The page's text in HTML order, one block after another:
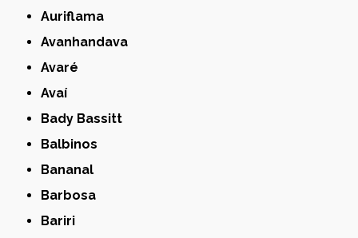
Auriflama
Avanhandava
Avaré
Avaí
Bady Bassitt
Balbinos
Bananal
Barbosa
Bariri